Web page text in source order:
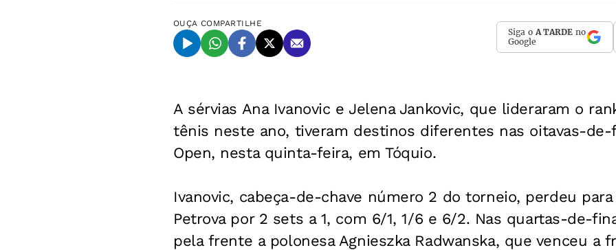
OUÇA COMPARTILHE
Siga o A TARDE no
Google
A sérvias Ana Ivanovic e Jelena Jankovic, que lideraram o
tênis neste ano, tiveram destinos diferentes nas oitavas-de-
Open, nesta quinta-feira, em Tóquio.
Ivanovic, cabeça-de-chave número 2 do torneio, perdeu para
Petrova por 2 sets a 1, com 6/1, 1/6 e 6/2. Nas quartas-de-
pela frente a polonesa Agnieszka Radwanska, que venceu a